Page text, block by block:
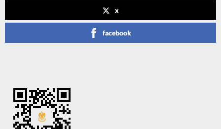
x
facebook